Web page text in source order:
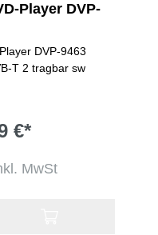
Player DVP-
DVP-9463
T 2 tragbar sw
€*
MwSt